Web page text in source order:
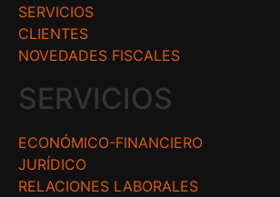
SERVICIOS
CLIENTES
NOVEDADES FISCALES
SERVICIOS
ECONÓMICO-FINANCIERO
JURÍDICO
RELACIONES LABORALES